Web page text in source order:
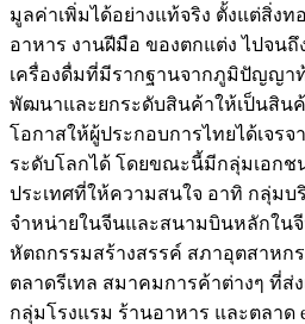
มูลค่าเพิ่มได้อย่างแท้จริง ตั้งแต่สิ่งท
อาหาร งานฝีมือ ของตกแต่ง ไปจน
เครื่องดื่มที่มีรากฐานจากภูมิปัญญา
พัฒนาและยกระดับสินค้าให้เป็นสิน
โอกาสให้ผู้ประกอบการไทยได้เจร
ระดับโลกได้ โดยขณะนี้มีกลุ่มเอกช
ประเทศที่ให้ความสนใจ อาทิ กลุ่มบ
จำหน่ายในจีนและสนามบินหลักใน
หัตถกรรมสร้างสรรค์ สภาอุตสาหก
ตลาดรีเทล สมาคมการค้าต่างๆ ที่ส่
กลุ่มโรงแรม ร้านอาหาร และตลาด